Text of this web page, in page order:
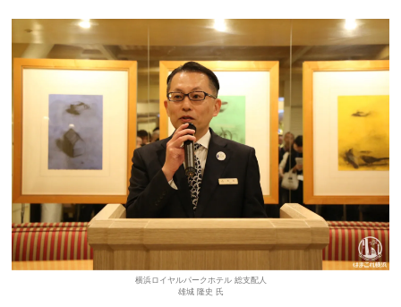
横浜ロイヤルパークホテル 総支配人
雄城 隆史 氏